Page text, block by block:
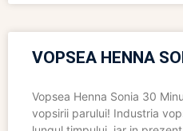
VOPSEA HENNA
Vopsea Henna Sonia 30
vopsirii parului! Industria